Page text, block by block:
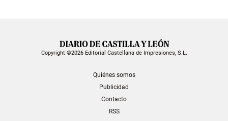
Copyright ©2026 Editorial Castellana de Impresiones, S.L.
Quiénes somos
Publicidad
Contacto
RSS